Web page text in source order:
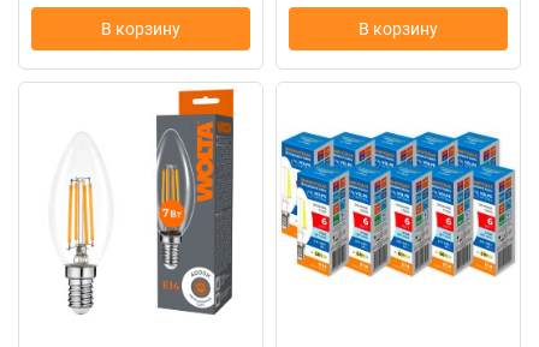
В корзину В корзину